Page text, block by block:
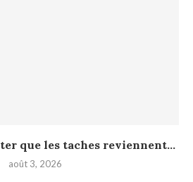
que les taches reviennent...
août 3, 2026